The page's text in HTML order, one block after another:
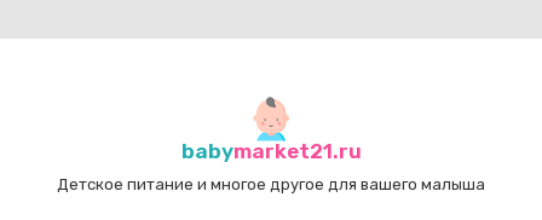
babymarket21.ru
Детское питание и многое другое для вашего малыша